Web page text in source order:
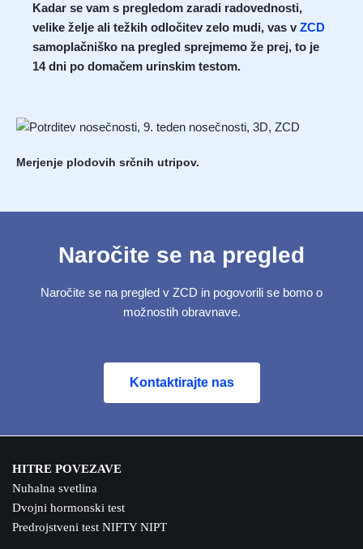
Kadar se vam s pregledom zaradi radovednosti,
velike želje ali težkih odločitev zelo mudi, vas v ZCD
samoplačniško na pregled sprejmemo že prej, to je
14 dni po domačem urinskim testom.
Merjenje plodovih srčnih utripov.
Naročite se na pregled
Naročite se na pregled v ZCD in pogovorili se bomo o
možnostih obravnave.
Kontaktirajte nas
HITRE POVEZAVE
Nuhalna svetlina
Dvojni hormonski test
Predrojstveni test NIFTY NIPT